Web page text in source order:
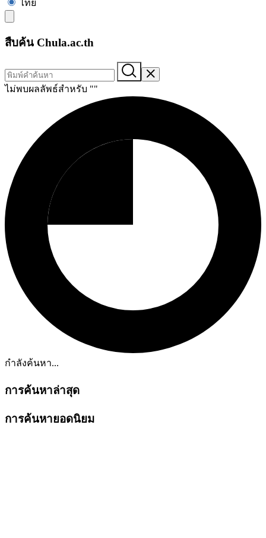
ไทย
สืบค้น Chula.ac.th
ไม่พบผลลัพธ์สำหรับ ""
กำลังค้นหา...
การค้นหาล่าสุด
การค้นหายอดนิยม